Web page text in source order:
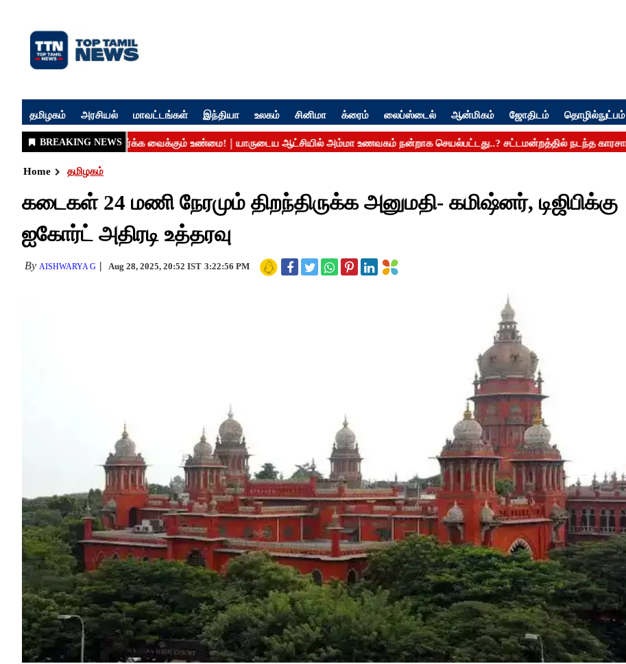
தமிழகம் அரசியல் மாவட்டங்கள் இந்தியா உலகம் சினிமா க்ரைம் லைப்ஸ்டைல் ஆன்மிகம் ஜோதிடம் தொழில்நுட்பம்
Home தமிழகம்
கடைகள் 24 மணி நேரமும் திறந்திருக்க அனுமதி- கமிஷ்னர், டிஜிபிக்கு
ஐகோர்ட் அதிரடி உத்தரவு
By AISHWARYA G Aug 28, 2025, 20:52 IST 3:22:56 PM